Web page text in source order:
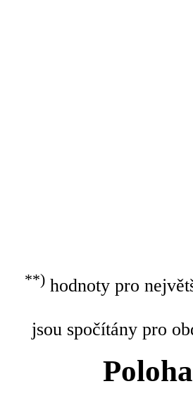
**)hodnoty pro
jsou spočítány pro